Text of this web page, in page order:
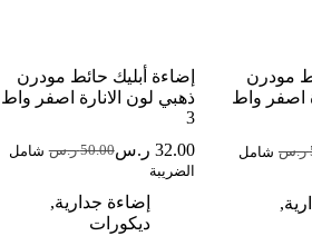
مودرن
اصفر واط
ر.س شامل
,
إضاءة أبليك حائط مودرن
ذهبي لون الانارة اصفر واط
3
50.00 ر.س السعر
هو:
50.00 ر.س.
32.00 ر.سالسعر
هو:
32.00 ر.س.
شامل
الضريبة
إضاءة جدارية,
ديكورات